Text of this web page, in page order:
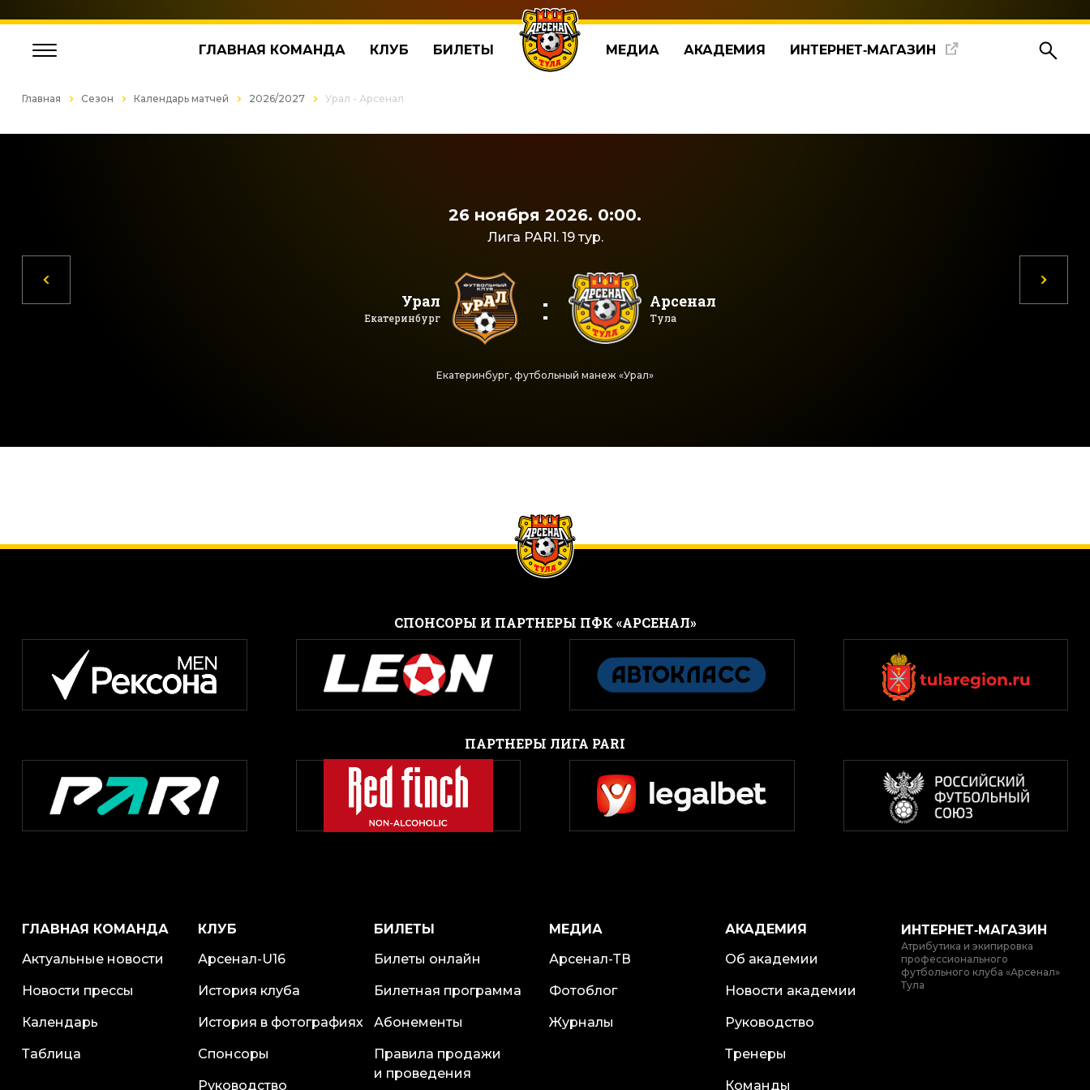
ГЛАВНАЯ КОМАНДА КЛУБ БИЛЕТЫ МЕДИА АКАДЕМИЯ ИНТЕРНЕТ‑МАГАЗИН
Главная Сезон Календарь матчей 2026/2027 Урал - Арсенал
26 ноября 2026. 0:00.
Лига PARI. 19 тур.
Урал
Екатеринбург : Арсенал
Тула
Екатеринбург, футбольный манеж «Урал»
CПОНСОРЫ И ПАРТНЕРЫ ПФК «АРСЕНАЛ»
ПАРТНЕРЫ ЛИГА PARI
ГЛАВНАЯ КОМАНДА
Актуальные новости
Новости прессы
Календарь
Таблица
КЛУБ
Арсенал-U16
История клуба
История в фотографиях
Спонсоры
Руководство
БИЛЕТЫ
Билеты онлайн
Билетная программа
Абонементы
Правила продажи
и проведения
МЕДИА
Арсенал-ТВ
Фотоблог
Журналы
АКАДЕМИЯ
Об академии
Новости академии
Руководство
Тренеры
Команды
ИНТЕРНЕТ‑МАГАЗИН
Атрибутика и экипировка
профессионального
футбольного клуба «Арсенал»
Тула